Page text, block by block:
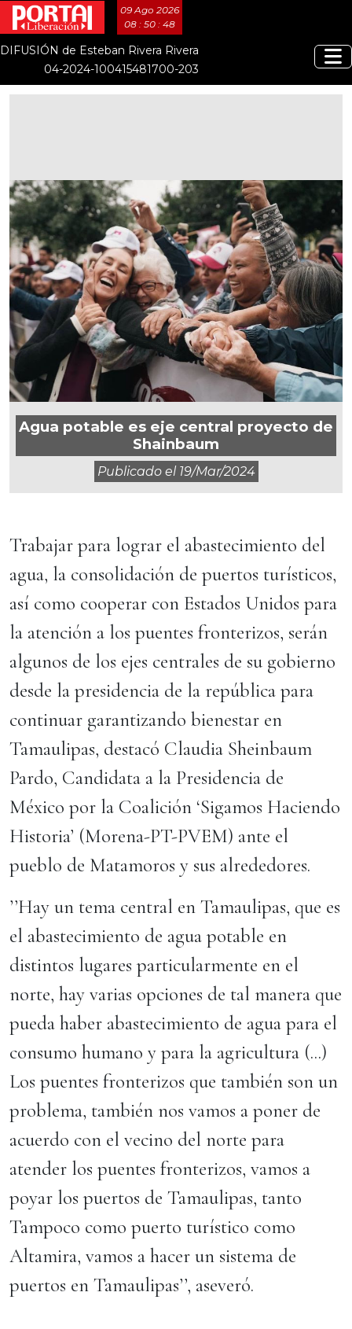
09 Ago 2026
08 : 50 : 49
DIFUSIÓN de Esteban Rivera Rivera
04-2024-100415481700-203
Agua potable es eje central proyecto de
Shainbaum
Publicado el 19/mar/2024
Trabajar para lograr el abastecimiento del
agua, la consolidación de puertos turísticos,
así como cooperar con Estados Unidos para
la atención a los puentes fronterizos, serán
algunos de los ejes centrales de su gobierno
desde la presidencia de la república para
continuar garantizando bienestar en
Tamaulipas, destacó Claudia Sheinbaum
Pardo, Candidata a la Presidencia de
México por la Coalición ‘Sigamos Haciendo
Historia’ (Morena-PT-PVEM) ante el
pueblo de Matamoros y sus alrededores.
’’Hay un tema central en Tamaulipas, que es
el abastecimiento de agua potable en
distintos lugares particularmente en el
norte, hay varias opciones de tal manera que
pueda haber abastecimiento de agua para el
consumo humano y para la agricultura (...)
Los puentes fronterizos que también son un
problema, también nos vamos a poner de
acuerdo con el vecino del norte para
atender los puentes fronterizos, vamos a
poyar los puertos de Tamaulipas, tanto
Tampoco como puerto turístico como
Altamira, vamos a hacer un sistema de
puertos en Tamaulipas’’, aseveró.